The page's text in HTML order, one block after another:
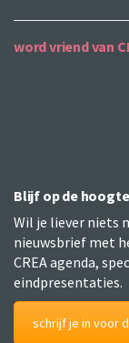
word vriend van
Blijf op de hoogte
Wil je liever niets
nieuwsbrief met
CREA agenda,
eindpresentaties.
schrijf je in voor